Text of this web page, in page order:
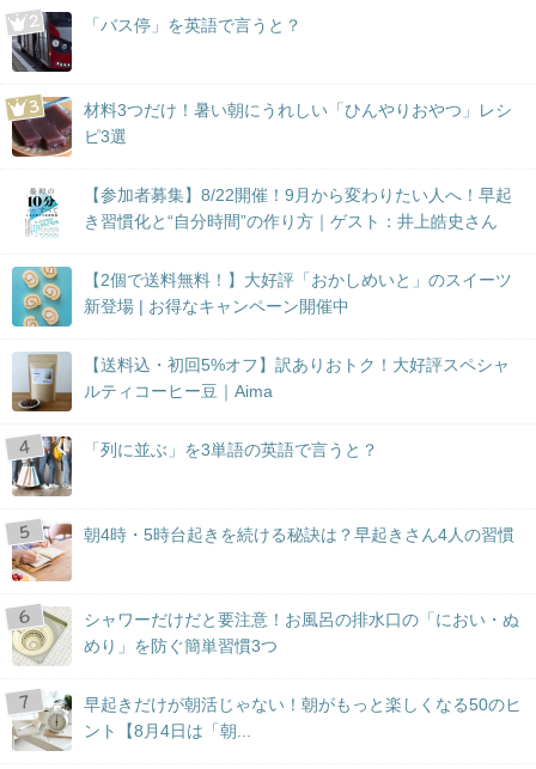
「バス停」を英語で言うと？
材料3つだけ！暑い朝にうれしい「ひんやりおやつ」レシ
ピ3選
【参加者募集】8/22開催！9月から変わりたい人へ！早起
き習慣化と“自分時間”の作り方｜ゲスト：井上皓史さん
【2個で送料無料！】大好評「おかしめいと」のスイーツ
新登場 | お得なキャンペーン開催中
【送料込・初回5%オフ】訳ありおトク！大好評スペシャ
ルティコーヒー豆｜Aima
「列に並ぶ」を3単語の英語で言うと？
朝4時・5時台起きを続ける秘訣は？早起きさん4人の習慣
シャワーだけだと要注意！お風呂の排水口の「におい・ぬ
めり」を防ぐ簡単習慣3つ
早起きだけが朝活じゃない！朝がもっと楽しくなる50のヒ
ント【8月4日は「朝...